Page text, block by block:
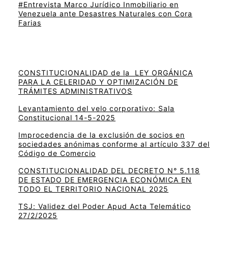
#Entrevista Marco Jurídico Inmobiliario en
Venezuela ante Desastres Naturales con Cora
Farias
CONSTITUCIONALIDAD de la LEY ORGÁNICA
PARA LA CELERIDAD Y OPTIMIZACIÓN DE
TRÁMITES ADMINISTRATIVOS
Levantamiento del velo corporativo: Sala
Constitucional 14-5-2025
Improcedencia de la exclusión de socios en
sociedades anónimas conforme al artículo 337 del
Código de Comercio
CONSTITUCIONALIDAD DEL DECRETO N° 5.118
DE ESTADO DE EMERGENCIA ECONÓMICA EN
TODO EL TERRITORIO NACIONAL 2025
TSJ: Validez del Poder Apud Acta Telemático
27/2/2025